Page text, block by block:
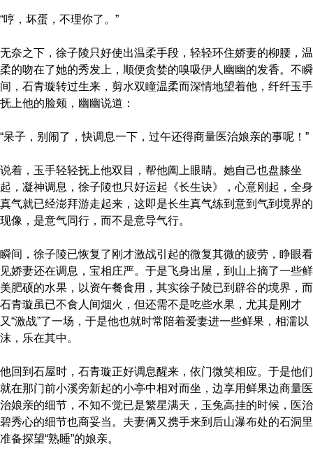
“哼，坏蛋，不理你了。”
无奈之下，徐子陵只好使出温柔手段，轻轻环住娇妻的柳腰，温
柔的吻在了她的秀发上，顺便贪婪的嗅吸伊人幽幽的发香。不瞬
间，石青璇转过生来，剪水双瞳温柔而深情地望着他，纤纤玉手
抚上他的脸颊，幽幽说道：
“呆子，别闹了，快调息一下，过午还得商量医治娘亲的事呢！”
说着，玉手轻轻抚上他双目，帮他阖上眼睛。她自己也盘膝坐
起，凝神调息，徐子陵也只好运起《长生诀》，心意刚起，全身
真气就已经澎拜游走起来，这即是长生真气练到意到气到境界的
现像，是意气同行，而不是意导气行。
瞬间，徐子陵已恢复了刚才激战引起的微复其微的疲劳，睁眼看
见娇妻还在调息，宝相庄严。于是飞身出屋，到山上摘了一些鲜
美肥硕的水果，以资午餐食用，其实徐子陵已到辟谷的境界，而
石青璇虽已不食人间烟火，但还需不是吃些水果，尤其是刚才
又“激战”了一场，于是他也就时常陪着爱妻进一些鲜果，相濡以
沫，乐在其中。
他回到石屋时，石青璇正好调息醒来，依门微笑相应。于是他们
就在那门前小溪旁新起的小亭中相对而坐，边享用鲜果边商量医
治娘亲的细节，不知不觉已是繁星满天，玉兔高挂的时候，医治
碧秀心的细节也商妥当。夫妻俩又携手来到后山瀑布处的石洞里
准备探望“熟睡”的娘亲。